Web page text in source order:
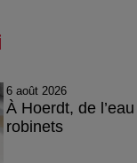
6 août 2026
À Hoerdt, de
robinets